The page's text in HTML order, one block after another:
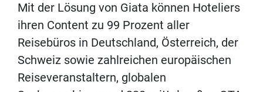
Mit der Lösung von Giata können Hoteliers
ihren Content zu 99 Prozent aller
Reisebüros in Deutschland, Österreich, der
Schweiz sowie zahlreichen europäischen
Reiseveranstaltern, globalen